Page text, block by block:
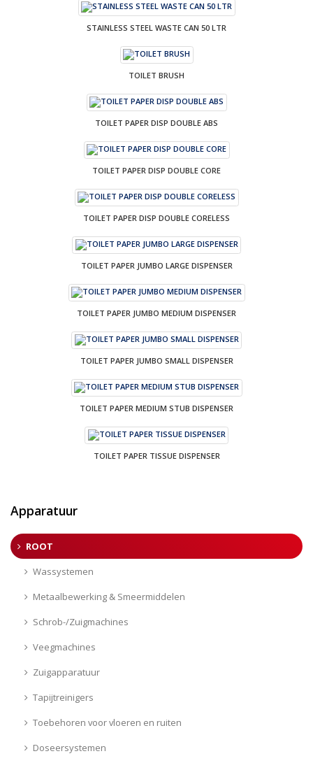
STAINLESS STEEL WASTE CAN 50 LTR
TOILET BRUSH
TOILET PAPER DISP DOUBLE ABS
TOILET PAPER DISP DOUBLE CORE
TOILET PAPER DISP DOUBLE CORELESS
TOILET PAPER JUMBO LARGE DISPENSER
TOILET PAPER JUMBO MEDIUM DISPENSER
TOILET PAPER JUMBO SMALL DISPENSER
TOILET PAPER MEDIUM STUB DISPENSER
TOILET PAPER TISSUE DISPENSER
Apparatuur
ROOT
Wassystemen
Metaalbewerking & Smeermiddelen
Schrob-/Zuigmachines
Veegmachines
Zuigapparatuur
Tapijtreinigers
Toebehoren voor vloeren en ruiten
Doseersystemen